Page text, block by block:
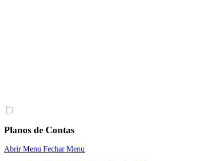
Planos de Contas
Abrir Menu Fechar Menu